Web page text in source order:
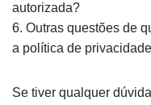
autorizada?
6. Outras questões de
a política de
Se tiver qualquer